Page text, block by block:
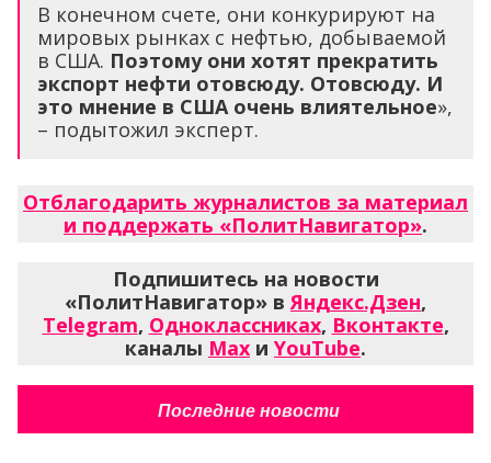
В конечном счете, они конкурируют на
мировых рынках с нефтью, добываемой
в США. Поэтому они хотят прекратить
экспорт нефти отовсюду. Отовсюду. И
это мнение в США очень влиятельное»,
– подытожил эксперт.
Отблагодарить журналистов за материал
и поддержать «ПолитНавигатор».
Подпишитесь на новости
«ПолитНавигатор» вЯндекс.Дзен,
Telegram, Одноклассниках, Вконтакте,
каналы Max и YouTube.
Последние новости